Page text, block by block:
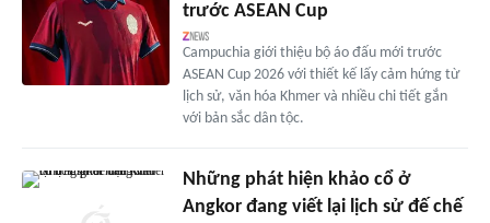
trước ASEAN Cup
Campuchia giới thiệu bộ áo đấu mới trước
ASEAN Cup 2026 với thiết kế lấy cảm hứng từ
lịch sử, văn hóa Khmer và nhiều chi tiết gắn
với bản sắc dân tộc.
Những phát hiện khảo cổ ở
Angkor đang viết lại lịch sử đế chế